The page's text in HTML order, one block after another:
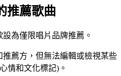
推薦歌曲
為僅限唱片品牌推薦。
薦方，但無法編輯或檢視某些
情和文化標記)。